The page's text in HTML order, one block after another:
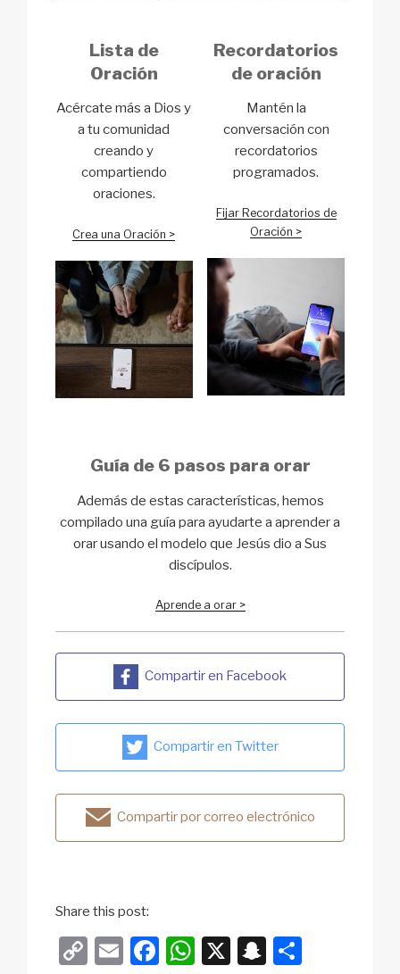
Lista de
Oración
Acércate más a Dios y
a tu comunidad
creando y
compartiendo
oraciones.
Crea una Oración >
Recordatorios
de oración
Mantén la
conversación con
recordatorios
programados.
Fijar Recordatorios de
Oración >
Guía de 6 pasos para orar
Además de estas características, hemos
compilado una guía para ayudarte a aprender a
orar usando el modelo que Jesús dio a Sus
discípulos.
Aprende a orar >
Compartir en Facebook
Compartir en Twitter
Compartir por correo electrónico
Share this post:
C
E
F
W X
S